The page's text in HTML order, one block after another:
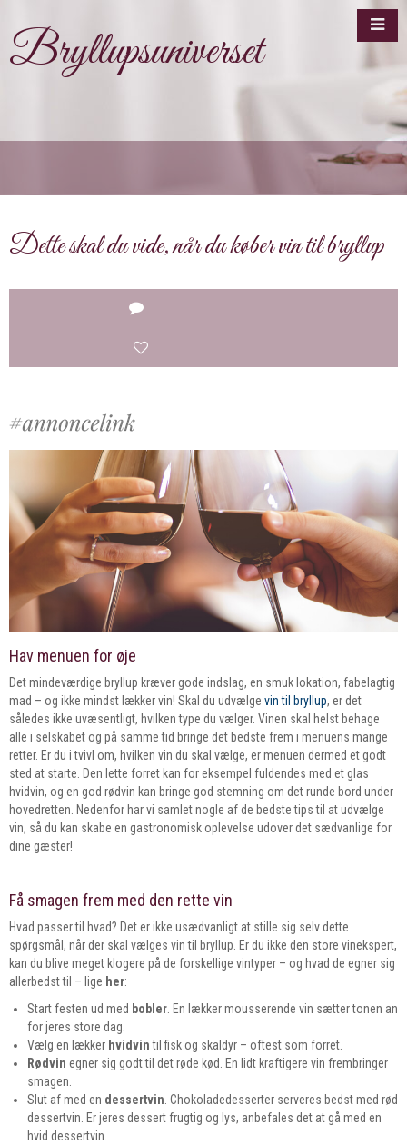
Bryllupsuniverset
Dette skal du vide, når du køber vin til bryllup
Hav menuen for øje
Det mindeværdige bryllup kræver gode indslag, en smuk lokation, fabelagtig
mad – og ikke mindst lækker vin! Skal du udvælge vin til bryllup, er det
således ikke uvæsentligt, hvilken type du vælger. Vinen skal helst behage
alle i selskabet og på samme tid bringe det bedste frem i menuens mange
retter. Er du i tvivl om, hvilken vin du skal vælge, er menuen dermed et godt
sted at starte. Den lette forret kan for eksempel fuldendes med et glas
hvidvin, og en god rødvin kan bringe god stemning om det runde bord under
hovedretten. Nedenfor har vi samlet nogle af de bedste tips til at udvælge
vin, så du kan skabe en gastronomisk oplevelse udover det sædvanlige for
dine gæster!
Få smagen frem med den rette vin
Hvad passer til hvad? Det er ikke usædvanligt at stille sig selv dette
spørgsmål, når der skal vælges vin til bryllup. Er du ikke den store vinekspert,
kan du blive meget klogere på de forskellige vintyper – og hvad de egner sig
allerbedst til – lige her:
Start festen ud med bobler. En lækker mousserende vin sætter tonen an
for jeres store dag.
Vælg en lækker hvidvintil fisk og skaldyr – oftest som forret.
Rødvin egner sig godt til det røde kød. En lidt kraftigere vin frembringer
smagen.
Slut af med en dessertvin. Chokoladedesserter serveres bedst med rød
dessertvin. Er jeres dessert frugtig og lys, anbefales det at gå med en
hvid dessertvin.